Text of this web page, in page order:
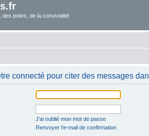
des potes, de la convivialité
connecté pour citer des messages
J’ai oublié mon mot de passe
Renvoyer l’e-mail de confirmation